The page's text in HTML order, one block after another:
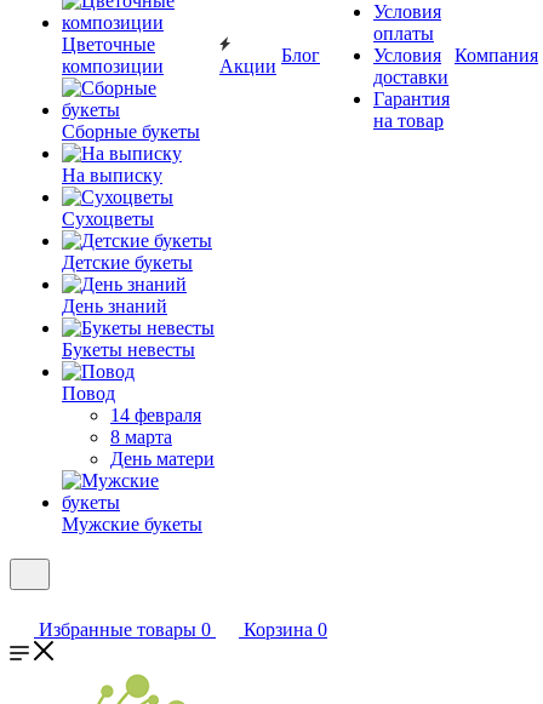
Цветочные
композиции
Сборные букеты
На выписку
Сухоцветы
Детские букеты
День знаний
Букеты невесты
Повод
14 февраля
8 марта
День матери
Мужские букеты
Акции
Блог
Условия
оплаты
Условия
доставки
Гарантия
на товар
Компания
Избранные товары 0 Корзина 0